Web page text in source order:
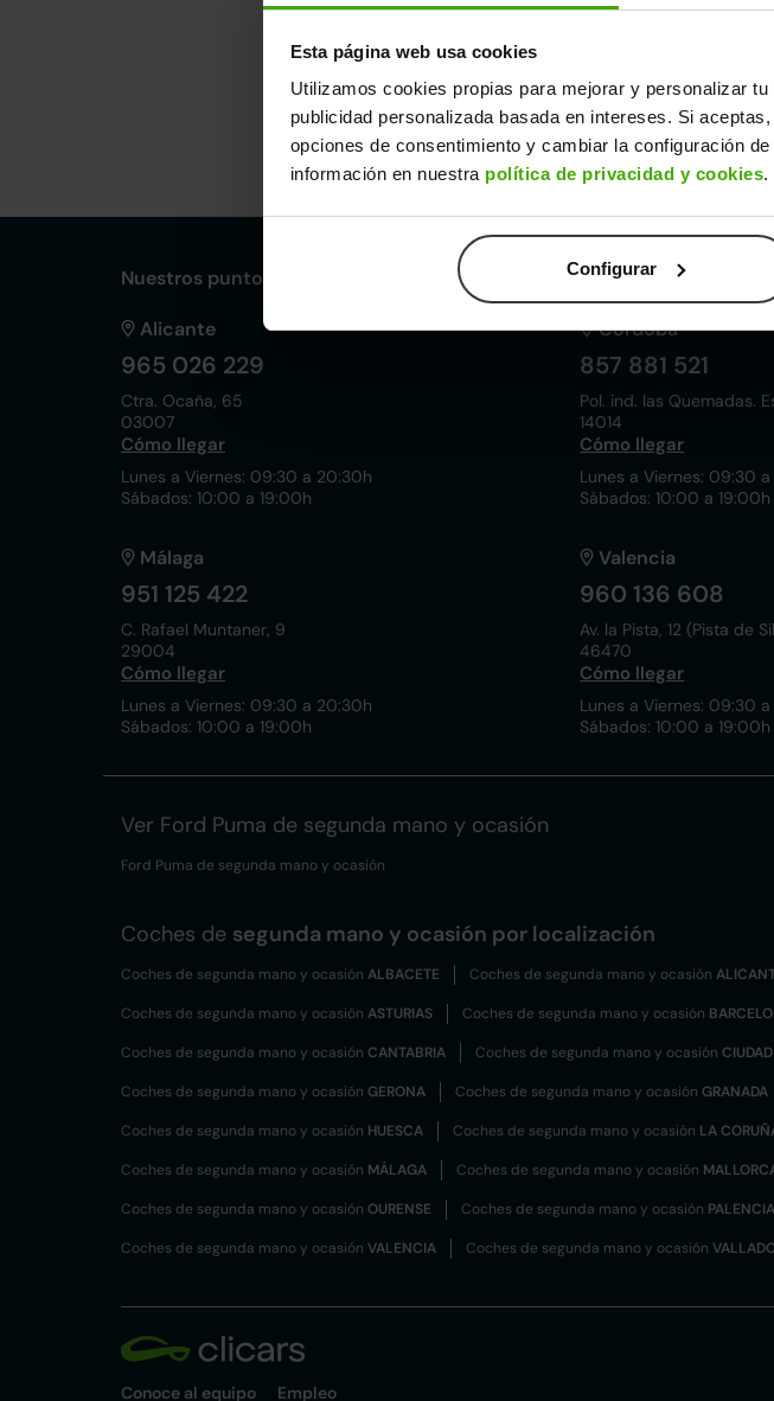
Esta página web usa cookies
Utilizamos cookies propias para mejorar y personalizar
publicidad personalizada basada en intereses. Si
opciones de consentimiento y cambiar la configuración
información en nuestra política de privacidad y cookies.
Configurar
Prestaciones, consumo y emisiones
Velocidad máxima
Dimensiones y otros datos
Largo
Ancho
Alto
Nuestros puntos de venta Clicars:
Alicante
965 026 229
Ctra. Ocaña, 65
03007
Cómo llegar
Lunes a Viernes: 09:30 a 20:30h
Sábados: 10:00 a 19:00h
Córdoba
857 881 521
Pol. ind. las Quemadas.
14014
Cómo llegar
Lunes a Viernes: 09:30
Sábados: 10:00 a 19:00h
Málaga
951 125 422
C. Rafael Muntaner, 9
29004
Cómo llegar
Lunes a Viernes: 09:30 a 20:30h
Sábados: 10:00 a 19:00h
Valencia
960 136 608
Av. la Pista, 12 (Pista de
46470
Cómo llegar
Lunes a Viernes: 09:30
Sábados: 10:00 a 19:00h
Ver Ford Puma de segunda mano y ocasión
Ford Puma de segunda mano y ocasión
Coches de segunda mano y ocasión por localización
Coches de segunda mano y ocasión ALBACETE Coches de segunda mano y ocasión
Coches de segunda mano y ocasión ASTURIAS Coches de segunda mano y ocasión
Coches de segunda mano y ocasión CANTABRIA Coches de segunda mano y ocasión
Coches de segunda mano y ocasión GERONA Coches de segunda mano y ocasión GRANADA
Coches de segunda mano y ocasión HUESCA Coches de segunda mano y ocasión LA
Coches de segunda mano y ocasión MÁLAGA Coches de segunda mano y ocasión
Coches de segunda mano y ocasión OURENSE Coches de segunda mano y ocasión PALENCIA
Coches de segunda mano y ocasión VALENCIA Coches de segunda mano y ocasión
Conoce al equipo Empleo